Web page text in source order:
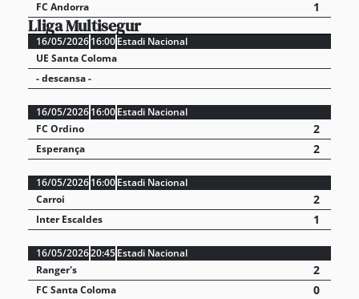
FC Andorra 1
Lliga Multisegur
16/05/202616:00Estadi Nacional
UE Santa Coloma
- descansa -
16/05/202616:00Estadi Nacional
FC Ordino
2
Esperança 2
16/05/202616:00Estadi Nacional
Carroi
2
Inter Escaldes 1
16/05/202620:45Estadi Nacional
Ranger's
2
FC Santa Coloma 0